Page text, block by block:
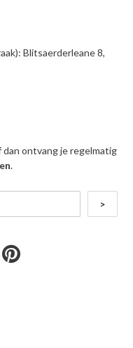
Blitsaerderleane 8,
ontvang je regelmatig
.